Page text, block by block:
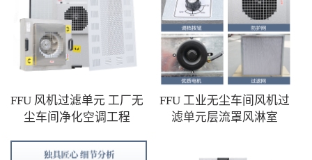
FFU 风机过滤单元 工厂无
尘车间净化空调工程
FFU 工业无尘车间风机过
滤单元层流罩风淋室